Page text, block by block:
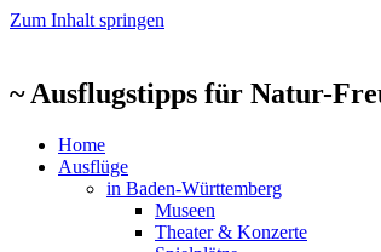
Zum Inhalt springen
~ Ausflugstipps für Natur-
Home
Ausflüge
in Baden-Württemberg
Museen
Theater & Konzerte